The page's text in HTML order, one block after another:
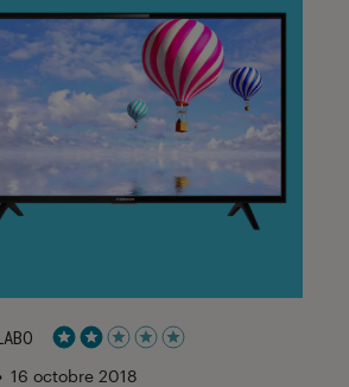
Noté 2 étoiles sur 5
16 octobre 2018